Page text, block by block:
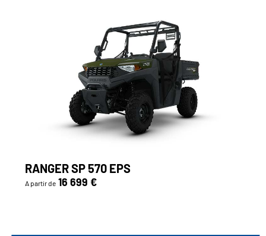
RANGER SP 570 EPS
A partir de 16 699 €